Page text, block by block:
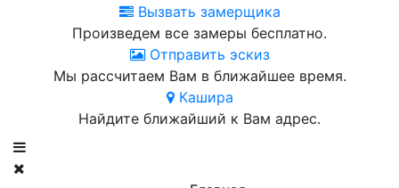
Вызвать замерщика
Произведем все замеры бесплатно.
Отправить эскиз
Мы рассчитаем Вам в ближайшее время.
Кашира
Найдите ближайший к Вам адрес.